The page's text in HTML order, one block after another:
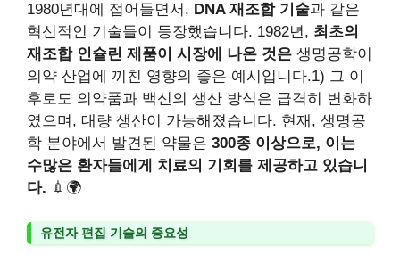
1980년대에 접어들면서, DNA 재조합 기술과 같은
혁신적인 기술들이 등장했습니다. 1982년, 최초의
재조합 인슐린 제품이 시장에 나온 것은 생명공학이
의약 산업에 끼친 영향의 좋은 예시입니다.1) 그 이
후로도 의약품과 백신의 생산 방식은 급격히 변화하
였으며, 대량 생산이 가능해졌습니다. 현재, 생명공
학 분야에서 발견된 약물은 300종 이상으로, 이는
수많은 환자들에게 치료의 기회를 제공하고 있습니
다. 💉🌍
유전자 편집 기술의 중요성